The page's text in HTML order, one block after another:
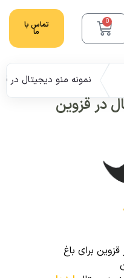
0 تماس با
ما
نمونه منو دیجیتال در
در قزوین
برای باغ